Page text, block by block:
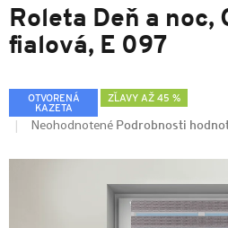
Roleta Deň a noc,
fialová, E 097
OTVORENÁ
KAZETA
ZĽAVY AŽ 45 %
Neohodnotené Podrobnosti